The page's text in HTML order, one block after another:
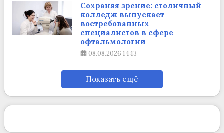
Сохраняя зрение: столичный
колледж выпускает
востребованных
специалистов в сфере
офтальмологии
08.08.2026 14:13
Показать ещё